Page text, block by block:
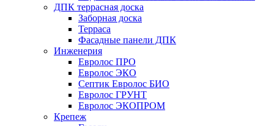
ДПК террасная доска
Заборная доска
Терраса
Фасадные панели ДПК
Инженерия
Евролос ПРО
Евролос ЭКО
Септик Евролос БИО
Евролос ГРУНТ
Евролос ЭКОПРОМ
Крепеж